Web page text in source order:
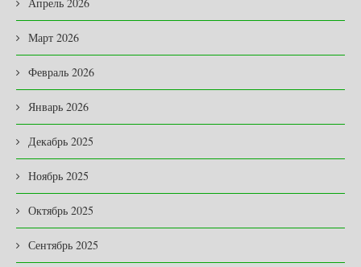
Март 2026
Февраль 2026
Январь 2026
Декабрь 2025
Ноябрь 2025
Октябрь 2025
Сентябрь 2025